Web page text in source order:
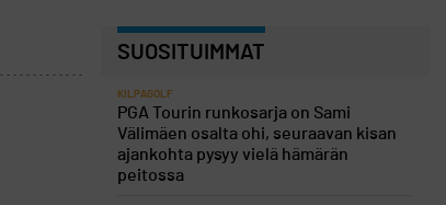
SUOSITUIMMAT
KILPAGOLF
PGA Tourin runkosarja on Sami
Välimäen osalta ohi, seuraavan kisan
ajankohta pysyy vielä hämärän
peitossa